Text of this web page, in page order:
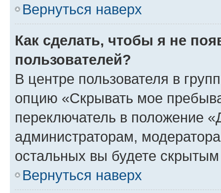
Вернуться наверх
Как сделать, чтобы я не
пользователей?
В центре пользователя в
опцию «Скрывать мое
переключатель в положение
администраторам,
остальных вы будете
Вернуться наверх